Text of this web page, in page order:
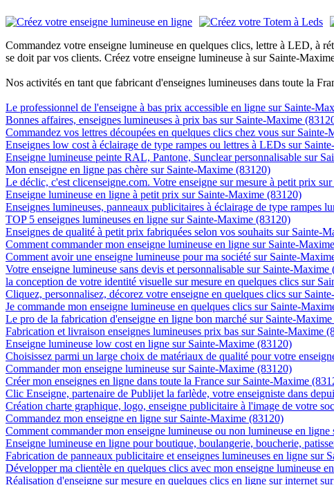
Commandez votre enseigne lumineuse en quelques clics, lettre à LED, à
se doit par vos clients. Créez votre enseigne lumineuse à sur Sainte-
Nos activités en tant que fabricant d'enseignes lumineuses dans toute la
Le professionnel de l'enseigne à bas prix accessible en ligne sur Sainte-
Bonnes affaires, enseignes lumineuses à prix bas sur Sainte-Maxime
Commandez vos lettres découpées en quelques clics chez vous sur
Enseignes low cost à éclairage de type rampes ou lettres à LEDs sur
Enseigne lumineuse peinte RAL, Pantone, Sunclear personnalisable sur
Mon enseigne en ligne pas chère sur Sainte-Maxime (83120)
Le déclic, c'est clicenseigne.com. Votre enseigne sur mesure à petit prix
Enseigne lumineuse en ligne à petit prix sur Sainte-Maxime (83120)
Enseignes lumineuses, panneaux publicitaires à éclairage de type rampes
TOP 5 enseignes lumineuses en ligne sur Sainte-Maxime (83120)
Enseignes de qualité à petit prix fabriquées selon vos souhaits sur Sainte-
Comment commander mon enseigne lumineuse en ligne sur Sainte-
Comment avoir une enseigne lumineuse pour ma société sur Sainte-
Votre enseigne lumineuse sans devis et personnalisable sur Sainte-Maxime
la conception de votre identité visuelle sur mesure en quelques clics sur
Cliquez, personnalisez, décorez votre enseigne en quelques clics sur
Je commande mon enseigne lumineuse en quelques clics sur Sainte-
Le pro de la fabrication d'enseigne en ligne bon marché sur Sainte-
Fabrication et livraison enseignes lumineuses prix bas sur Sainte-Maxime
Enseigne lumineuse low cost en ligne sur Sainte-Maxime (83120)
Choisissez parmi un large choix de matériaux de qualité pour votre
Commander mon enseigne lumineuse sur Sainte-Maxime (83120)
Créer mon enseignes en ligne dans toute la France sur Sainte-Maxime
Clic Enseigne, partenaire de Publijet la farlède, votre enseigniste dans
Création charte graphique, logo, enseigne publicitaire à l'image de votre
Commandez mon enseigne en ligne sur Sainte-Maxime (83120)
Comment commander mon enseigne lumineuse ou non lumineuse en
Enseigne lumineuse en ligne pour boutique, boulangerie, boucherie,
Fabrication de panneaux publicitaire et enseignes lumineuses en ligne sur
Développer ma clientèle en quelques clics avec mon enseigne lumineuse
Réalisation d'enseigne sur mesure en quelques clics en ligne sur internet